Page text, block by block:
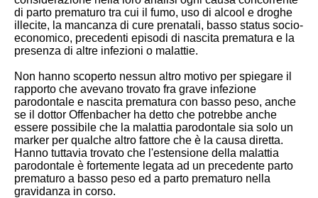
di parto prematuro tra cui il fumo, uso di alcool e droghe
illecite, la mancanza di cure prenatali, basso status socio-
economico, precedenti episodi di nascita prematura e la
presenza di altre infezioni o malattie.
Non hanno scoperto nessun altro motivo per spiegare il
rapporto che avevano trovato fra grave infezione
parodontale e nascita prematura con basso peso, anche
se il dottor Offenbacher ha detto che potrebbe anche
essere possibile che la malattia parodontale sia solo un
marker per qualche altro fattore che è la causa diretta.
Hanno tuttavia trovato che l'estensione della malattia
parodontale è fortemente legata ad un precedente parto
prematuro a basso peso ed a parto prematuro nella
gravidanza in corso.